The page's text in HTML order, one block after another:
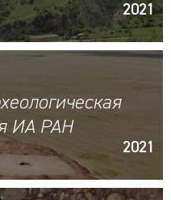
2021
ИА РАН
2021